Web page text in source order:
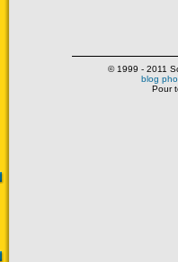
© 1999 - 2011
blog
Pour